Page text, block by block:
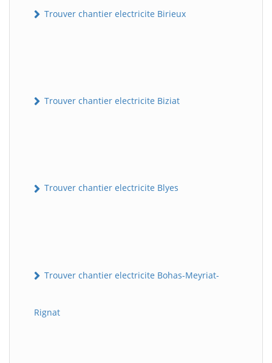
Trouver chantier electricite Birieux
Trouver chantier electricite Biziat
Trouver chantier electricite Blyes
Trouver chantier electricite Bohas-Meyriat-
Rignat